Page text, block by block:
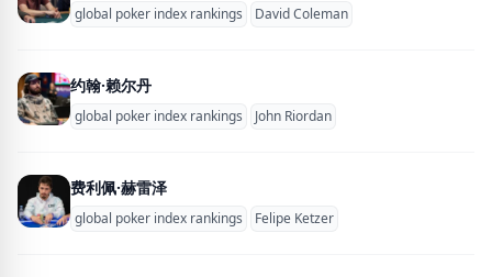
global poker index rankings David Coleman
约翰·赖尔丹
global poker index rankings John Riordan
费利佩·赫雷泽
global poker index rankings Felipe Ketzer